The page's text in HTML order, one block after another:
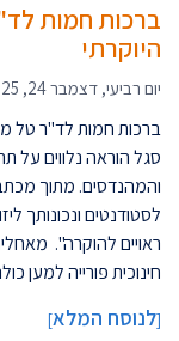
ברכות חמות
היוקרתי
יום רביעי, דצמבר 24, 2025
ברכות חמות לד"ר טל
סגל הוראה נלווים על
והמהנדסים. מתוך
לסטודנטים ונכונותך
ראויים להוקרה".
חינוכית פורייה למען
[לנוסח המלא]